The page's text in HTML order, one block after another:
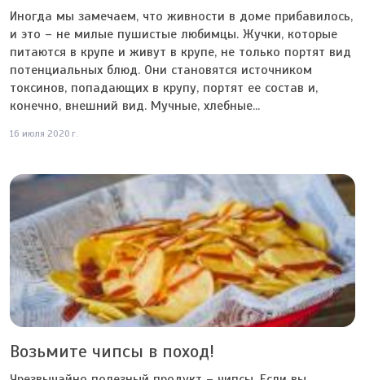
Иногда мы замечаем, что живности в доме прибавилось,
и это – не милые пушистые любимцы. Жучки, которые
питаются в крупе и живут в крупе, не только портят вид
потенциальных блюд. Они становятся источником
токсинов, попадающих в крупу, портят ее состав и,
конечно, внешний вид. Мучные, хлебные...
16 июля 2020 г.
Возьмите чипсы в поход!